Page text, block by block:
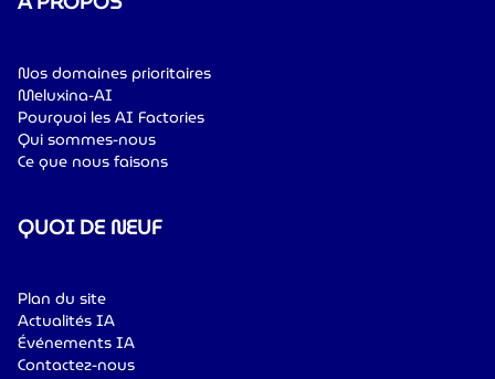
Nos domaines prioritaires
Meluxina-AI
Pourquoi les AI Factories
Qui sommes-nous
Ce que nous faisons
QUOI DE NEUF
Plan du site
Actualités IA
Événements IA
Contactez-nous